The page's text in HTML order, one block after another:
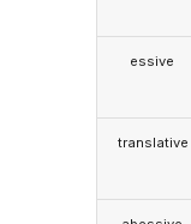
essive
translative